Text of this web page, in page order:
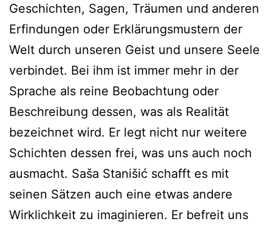
Geschichten, Sagen, Träumen und anderen
Erfindungen oder Erklärungsmustern der
Welt durch unseren Geist und unsere Seele
verbindet. Bei ihm ist immer mehr in der
Sprache als reine Beobachtung oder
Beschreibung dessen, was als Realität
bezeichnet wird. Er legt nicht nur weitere
Schichten dessen frei, was uns auch noch
ausmacht. Saša Stanišić schafft es mit
seinen Sätzen auch eine etwas andere
Wirklichkeit zu imaginieren. Er befreit uns